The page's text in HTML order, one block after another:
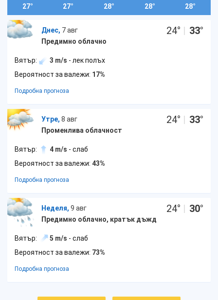
27° 27° 28° 28° 28°
Днес, 7 авг
Предимно облачно
24° | 33°
Вятър: 3 m/s - лек полъх
Вероятност за валежи: 17%
Подробна прогноза
Утре, 8 авг
Променлива облачност
24° | 33°
Вятър: 4 m/s - слаб
Вероятност за валежи: 43%
Подробна прогноза
Неделя, 9 авг
Предимно облачно, кратък дъжд
24° | 30°
Вятър: 5 m/s - слаб
Вероятност за валежи: 73%
Подробна прогноза